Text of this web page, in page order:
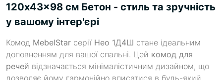
120x43x98 см Бетон - стиль та зручність
у вашому інтер'єрі
Комод MebelStar серії Нео 1Д4Ш стане ідеальним
доповненням для вашої спальні. Цей комод для
речей відзначається мінімалістичним дизайном, що
дозволяє йому гармонійно вписатися в будь-який